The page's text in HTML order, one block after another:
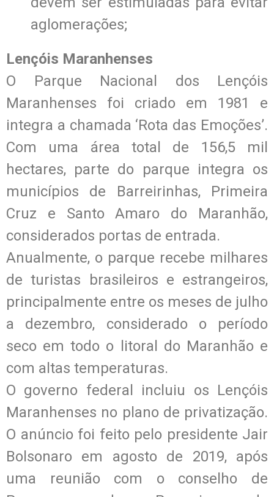
aglomerações;
Lençóis Maranhenses
O Parque Nacional dos Lençóis
Maranhenses foi criado em 1981 e
integra a chamada ‘Rota das Emoções’.
Com uma área total de 156,5 mil
hectares, parte do parque integra os
municípios de Barreirinhas, Primeira
Cruz e Santo Amaro do Maranhão,
considerados portas de entrada.
Anualmente, o parque recebe milhares
de turistas brasileiros e estrangeiros,
principalmente entre os meses de julho
a dezembro, considerado o período
seco em todo o litoral do Maranhão e
com altas temperaturas.
O governo federal incluiu os Lençóis
Maranhenses no plano de privatização.
O anúncio foi feito pelo presidente Jair
Bolsonaro em agosto de 2019, após
uma reunião com o conselho de